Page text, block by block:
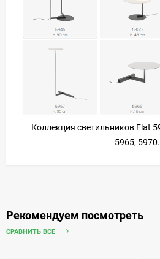
Коллекция светильников Flat
5965, 5970.
Рекомендуем посмотреть
СРАВНИТЬ ВСЕ